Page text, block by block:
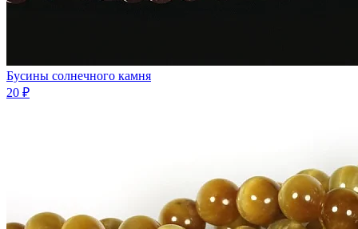
Бусины солнечного камня
20 ₽